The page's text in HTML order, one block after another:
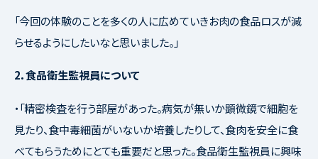
「今回の体験のことを多くの人に広めていきお肉の食品ロスが減
らせるようにしたいなと思いました。」
2．食品衛生監視員について
・「精密検査を行う部屋があった。病気が無いか顕微鏡で細胞を
見たり、食中毒細菌がいないか培養したりして、食肉を安全に食
べてもらうためにとても重要だと思った。食品衛生監視員に興味